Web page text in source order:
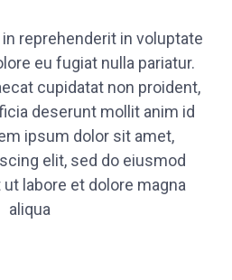
reprehenderit in voluptate
eu fugiat nulla pariatur.
cupidatat non proident,
deserunt mollit anim id
ipsum dolor sit amet,
elit, sed do eiusmod
labore et dolore magna
aliqua